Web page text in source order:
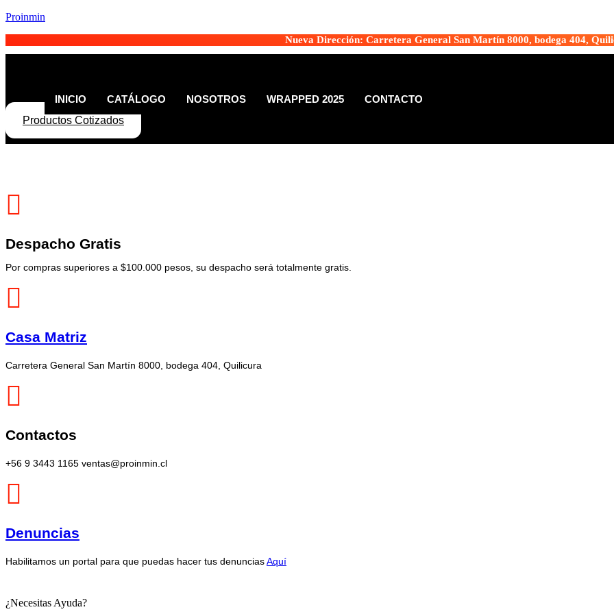
Proinmin
Nueva Dirección: Carretera General San Martín 8000, bodega 404,
INICIO CATÁLOGO NOSOTROS WRAPPED 2025
CONTACTO
Productos Cotizados
Despacho Gratis
Por compras superiores a $100.000 pesos, su despacho será totalmente gratis.
Casa Matriz
Carretera General San Martín 8000, bodega 404, Quilicura
Contactos
+56 9 3443 1165 ventas@proinmin.cl
Denuncias
Habilitamos un portal para que puedas hacer tus denunciasAquí
¿Necesitas Ayuda?